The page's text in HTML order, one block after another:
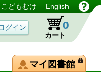
こどもむけ English
カート
0
マイ図書館